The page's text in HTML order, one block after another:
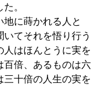
。
地に蒔かれる人と
てそれを悟り行う
人はほんとうに実を
百倍、あるものは六
三十倍の人生の実を